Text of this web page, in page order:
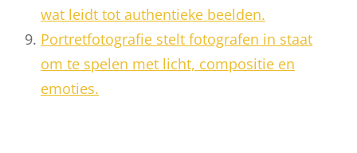
wat leidt tot authentieke beelden.
Portretfotografie stelt fotografen in staat
om te spelen met licht, compositie en
emoties.